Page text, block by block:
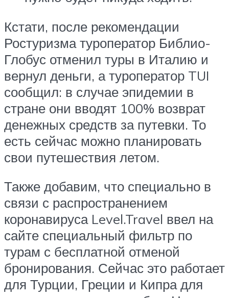
Кстати, после рекомендации
Ростуризма туроператор Библио-
Глобус отменил туры в Италию и
вернул деньги, а туроператор TUI
сообщил: в случае эпидемии в
стране они вводят 100% возврат
денежных средств за путевки. То
есть сейчас можно планировать
свои путешествия летом.
Также добавим, что специально в
связи с распространением
коронавируса Level.Travel ввел на
сайте специальный фильтр по
турам с бесплатной отменой
бронирования. Сейчас это работает
для Турции, Греции и Кипра для